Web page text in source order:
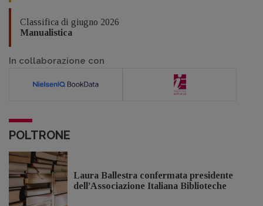
Classifica di giugno 2026
Manualistica
In collaborazione con
POLTRONE
Laura Ballestra confermata presidente
dell’Associazione Italiana Biblioteche